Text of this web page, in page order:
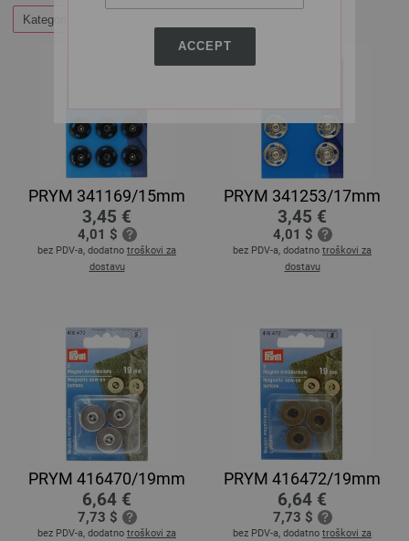
ACCEPT
Kategorije
PRYM 341169/15mm
3,45 €
4,01 $
bez PDV-a, dodatno troškovi za
dostavu
PRYM 341253/17mm
3,45 €
4,01 $
bez PDV-a, dodatno troškovi za
dostavu
PRYM 416470/19mm
6,64 €
7,73 $
bez PDV-a, dodatno troškovi za
PRYM 416472/19mm
6,64 €
7,73 $
bez PDV-a, dodatno troškovi za